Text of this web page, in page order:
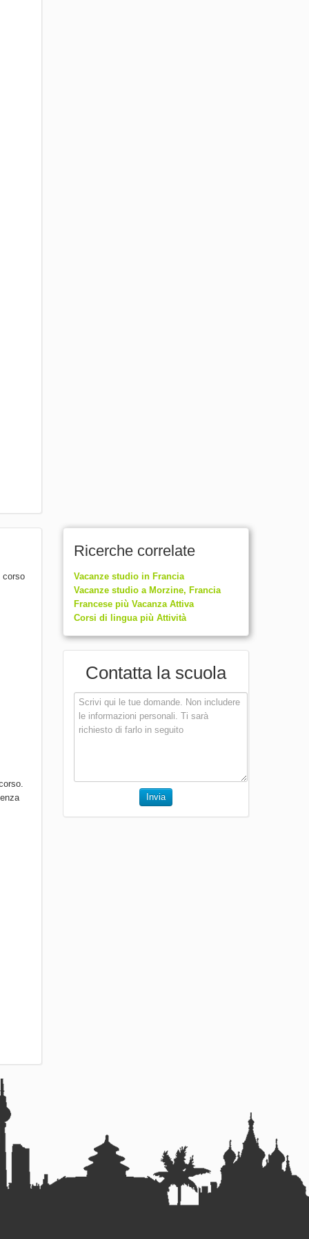
corso
Ricerche correlate
Vacanze studio in Francia
Vacanze studio a Morzine, Francia
Francese più Vacanza Attiva
Corsi di lingua più Attività
Contatta la scuola
Invia